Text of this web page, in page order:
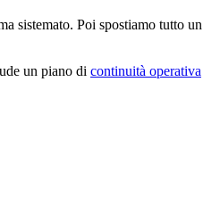
sistemato. Poi spostiamo tutto un
un piano di continuità operativa